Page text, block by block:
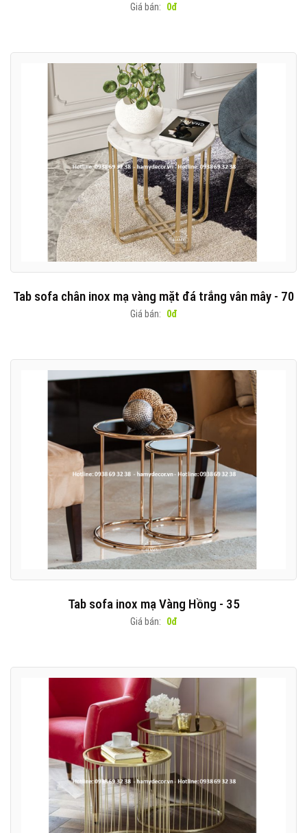
Giá bán: 0đ
Tab sofa chân inox mạ vàng mặt đá trắng vân mây - 70
Giá bán: 0đ
Tab sofa inox mạ Vàng Hồng - 35
Giá bán: 0đ